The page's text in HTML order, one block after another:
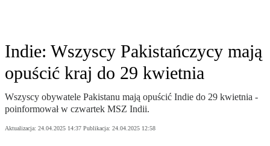
Indie: Wszyscy Pakistańczycy mają
opuścić kraj do 29 kwietnia
Wszyscy obywatele Pakistanu mają opuścić Indie do 29 kwietnia -
poinformował w czwartek MSZ Indii.
Aktualizacja: 24.04.2025 14:37 Publikacja: 24.04.2025 12:58